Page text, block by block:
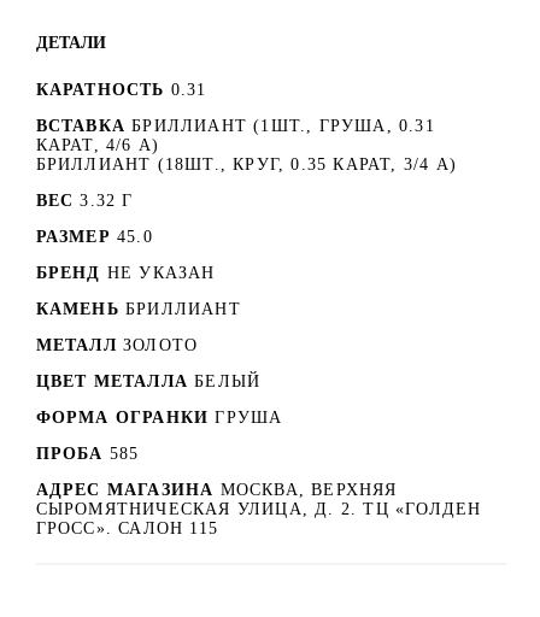
ДЕТАЛИ
КАРАТНОСТЬ 0.31
ВСТАВКА БРИЛЛИАНТ (1ШТ., ГРУША, 0.31
КАРАТ, 4/6 А)
БРИЛЛИАНТ (18ШТ., КРУГ, 0.35 КАРАТ, 3/4 А)
ВЕС 3.32 Г
РАЗМЕР 45.0
БРЕНД НЕ УКАЗАН
КАМЕНЬ БРИЛЛИАНТ
МЕТАЛЛ ЗОЛОТО
ЦВЕТ МЕТАЛЛА БЕЛЫЙ
ФОРМА ОГРАНКИ ГРУША
ПРОБА 585
АДРЕС МАГАЗИНА МОСКВА, ВЕРХНЯЯ
СЫРОМЯТНИЧЕСКАЯ УЛИЦА, Д. 2. ТЦ «ГОЛДЕН
ГРОСС». САЛОН 115